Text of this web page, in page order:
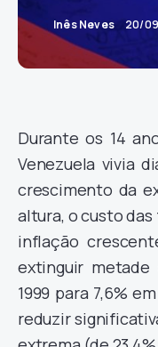
Inês Neves 20/
Durante os 14
Venezuela vivia
crescimento da
altura, o custo
inflação
extinguir metade
1999 para 7,6%
reduzir